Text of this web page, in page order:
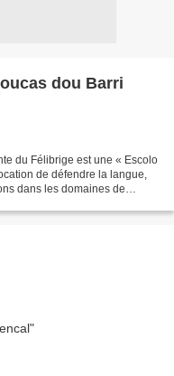
dou Barri
du Félibrige est une « Escolo
de défendre la langue,
dans les domaines de